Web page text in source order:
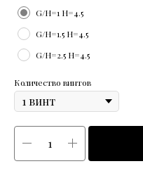
G/H=1 H=4.5
G/H=1.5 H=4.5
G/H=2.5 H=4.5
Количество винтов